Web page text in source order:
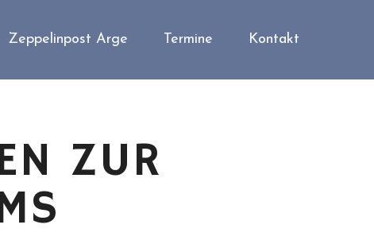
Zeppelinpost Arge Termine Kontakt
ZUR